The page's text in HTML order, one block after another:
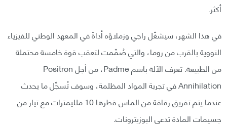
أكثر.
في هذا الشهر، سيشغّل راجي وزملاؤه أداةً في المعهد الوطني للفيزياء
النووية بالقرب من روما، والتي صُمِّمت لتعقب قوة خامسة محتملة
من الطبيعة. تعرف الآلة باسم Padme، من أجل Positron
Annihilation في تجربة المواد المظلمة، وسوف تُسجِّل ما يحدث
عندما يتم تفريق رقاقة من الماس قطرها 10 ملليمترات مع تيار من
جسيمات المادة تدعى البوزيترونات.